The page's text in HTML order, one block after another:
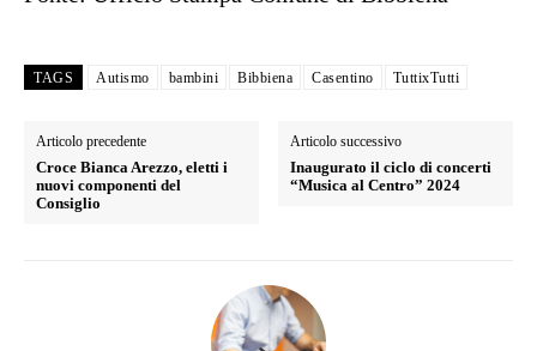
TAGS Autismo bambini Bibbiena Casentino TuttixTutti
Articolo precedente
Croce Bianca Arezzo, eletti i
nuovi componenti del
Consiglio
Articolo successivo
Inaugurato il ciclo di concerti
“Musica al Centro” 2024